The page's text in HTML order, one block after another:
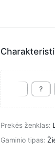
Prekės ženklas:
Gaminio tipas: